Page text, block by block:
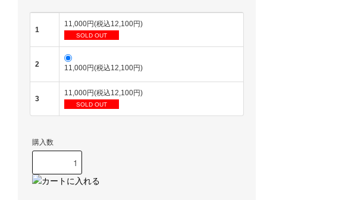
1
11,000円(税込12,100円)
SOLD OUT
2 11,000円(税込12,100円)
3
11,000円(税込12,100円)
SOLD OUT
購入数